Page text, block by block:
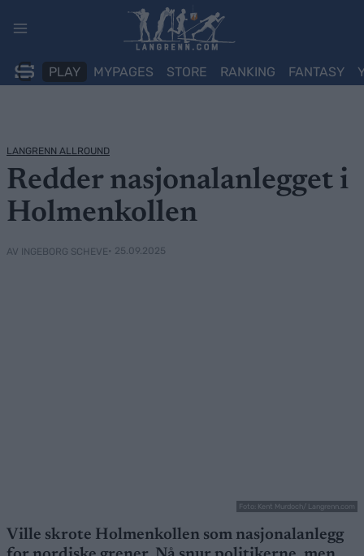
PLAY MYPAGES STORE RANKING FANTASY
LANGRENN ALLROUND
Redder nasjonalanlegget i
Holmenkollen
AV INGEBORG SCHEVE• 25.09.2025
Foto: Kent Murdoch/ Langrenn.com
Ville skrote Holmenkollen som nasjonalanlegg